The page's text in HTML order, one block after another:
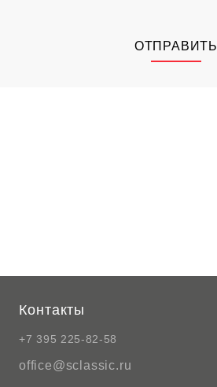
ОТПРАВИТЬ
Контакты
+7 395 225-82-58
office@sclassic.ru